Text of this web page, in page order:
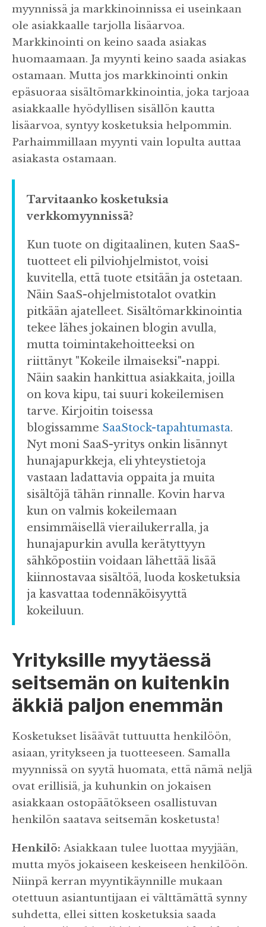
myynnissä ja markkinoinnissa ei useinkaan
ole asiakkaalle tarjolla lisäarvoa.
Markkinointi on keino saada asiakas
huomaamaan. Ja myynti keino saada asiakas
ostamaan. Mutta jos markkinointi onkin
epäsuoraa sisältömarkkinointia, joka tarjoaa
asiakkaalle hyödyllisen sisällön kautta
lisäarvoa, syntyy kosketuksia helpommin.
Parhaimmillaan myynti vain lopulta auttaa
asiakasta ostamaan.
Tarvitaanko kosketuksia
verkkomyynnissä?
Kun tuote on digitaalinen, kuten SaaS-
tuotteet eli pilviohjelmistot, voisi
kuvitella, että tuote etsitään ja ostetaan.
Näin SaaS-ohjelmistotalot ovatkin
pitkään ajatelleet. Sisältömarkkinointia
tekee lähes jokainen blogin avulla,
mutta toimintakehoitteeksi on
riittänyt "Kokeile ilmaiseksi"-nappi.
Näin saakin hankittua asiakkaita, joilla
on kova kipu, tai suuri kokeilemisen
tarve. Kirjoitin toisessa
blogissamme SaaStock-tapahtumasta.
Nyt moni SaaS-yritys onkin lisännyt
hunajapurkkeja, eli yhteystietoja
vastaan ladattavia oppaita ja muita
sisältöjä tähän rinnalle. Kovin harva
kun on valmis kokeilemaan
ensimmäisellä vierailukerralla, ja
hunajapurkin avulla kerätyttyyn
sähköpostiin voidaan lähettää lisää
kiinnostavaa sisältöä, luoda kosketuksia
ja kasvattaa todennäköisyyttä
kokeiluun.
Yrityksille myytäessä
seitsemän on kuitenkin
äkkiä paljon enemmän
Kosketukset lisäävät tuttuutta henkilöön,
asiaan, yritykseen ja tuotteeseen. Samalla
myynnissä on syytä huomata, että nämä neljä
ovat erillisiä, ja kuhunkin on jokaisen
asiakkaan ostopäätökseen osallistuvan
henkilön saatava seitsemän kosketusta!
Henkilö: Asiakkaan tulee luottaa myyjään,
mutta myös jokaiseen keskeiseen henkilöön.
Niinpä kerran myyntikäynnille mukaan
otettuun asiantuntijaan ei välttämättä synny
suhdetta, ellei sitten kosketuksia saada